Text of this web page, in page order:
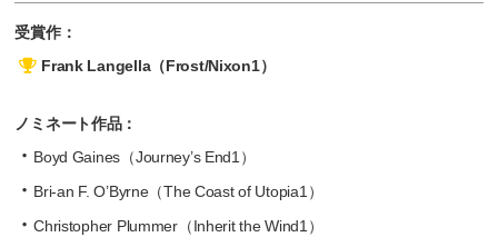
受賞作：
Frank Langella（Frost/Nixon1）
ノミネート作品：
Boyd Gaines（Journey’s End1）
Bri-an F. O’Byrne（The Coast of Utopia1）
Christopher Plummer（Inherit the Wind1）